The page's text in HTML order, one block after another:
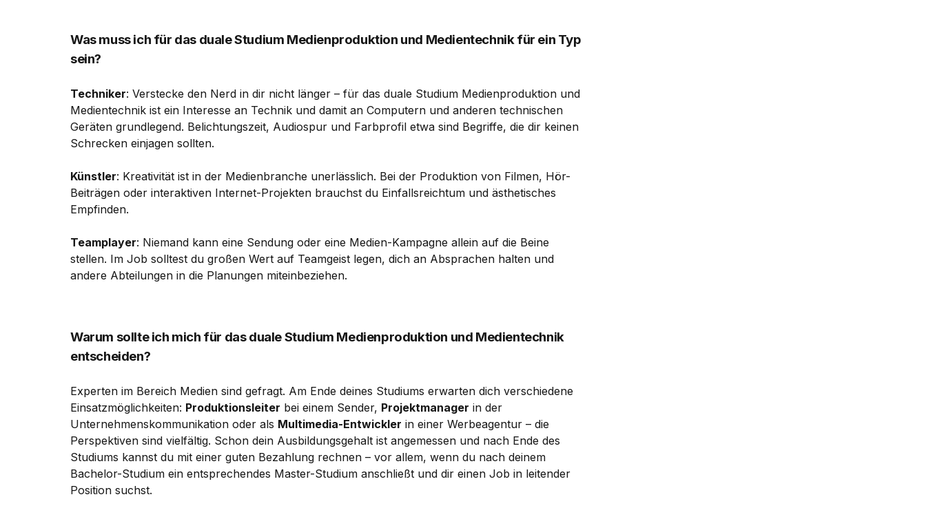
Was muss ich für das duale Studium Medienproduktion und Medientechnik für ein Typ
sein?
Techniker: Verstecke den Nerd in dir nicht länger – für das duale Studium Medienproduktion und
Medientechnik ist ein Interesse an Technik und damit an Computern und anderen technischen
Geräten grundlegend. Belichtungszeit, Audiospur und Farbprofil etwa sind Begriffe, die dir keinen
Schrecken einjagen sollten.
Künstler: Kreativität ist in der Medienbranche unerlässlich. Bei der Produktion von Filmen, Hör-
Beiträgen oder interaktiven Internet-Projekten brauchst du Einfallsreichtum und ästhetisches
Empfinden.
Teamplayer: Niemand kann eine Sendung oder eine Medien-Kampagne allein auf die Beine
stellen. Im Job solltest du großen Wert auf Teamgeist legen, dich an Absprachen halten und
andere Abteilungen in die Planungen miteinbeziehen.
Warum sollte ich mich für das duale Studium Medienproduktion und Medientechnik
entscheiden?
Experten im Bereich Medien sind gefragt. Am Ende deines Studiums erwarten dich verschiedene
Einsatzmöglichkeiten: Produktionsleiter bei einem Sender, Projektmanager in der
Unternehmenskommunikation oder als Multimedia-Entwickler in einer Werbeagentur – die
Perspektiven sind vielfältig. Schon dein Ausbildungsgehalt ist angemessen und nach Ende des
Studiums kannst du mit einer guten Bezahlung rechnen – vor allem, wenn du nach deinem
Bachelor-Studium ein entsprechendes Master-Studium anschließt und dir einen Job in leitender
Position suchst.